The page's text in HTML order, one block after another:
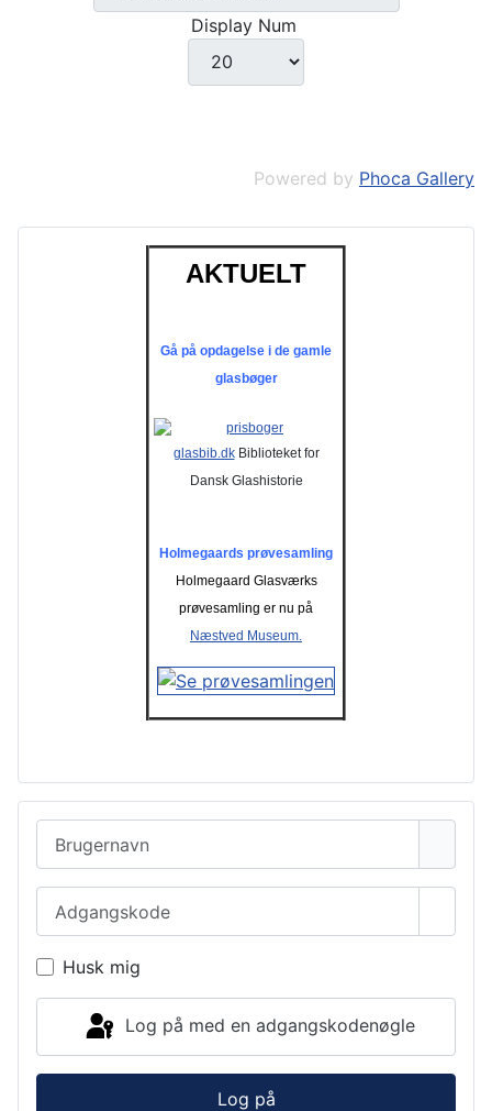
AKTUELT
Gå på opdagelse i de gamle
glasbøger
glasbib.dkBiblioteket for
Dansk Glashistorie
Holmegaards prøvesamling
Holmegaard Glasværks
prøvesamling er nu på
Næstved Museum.
Husk mig
Log på med en adgangskodenøgle
Log på
Display Num
Powered by Phoca Gallery